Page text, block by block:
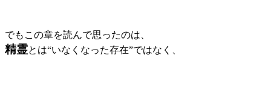
でもこの章を読んで思ったのは、
精霊とは“いなくなった存在”ではなく、